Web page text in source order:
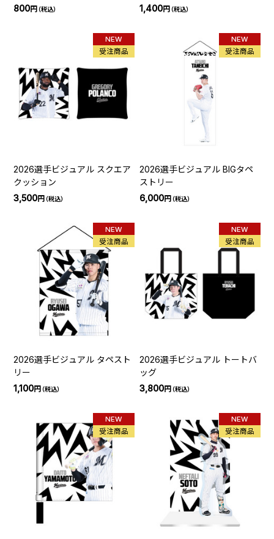
800円（税込） 1,400円（税込）
NEW
受注商品
2026選手ビジュアル スクエア
クッション
3,500円（税込）
NEW
受注商品
2026選手ビジュアル BIGタペ
ストリー
6,000円（税込）
NEW
受注商品
2026選手ビジュアル タペスト
リー
1,100円（税込）
NEW
受注商品
2026選手ビジュアル トートバ
ッグ
3,800円（税込）
NEW
受注商品
NEW
受注商品